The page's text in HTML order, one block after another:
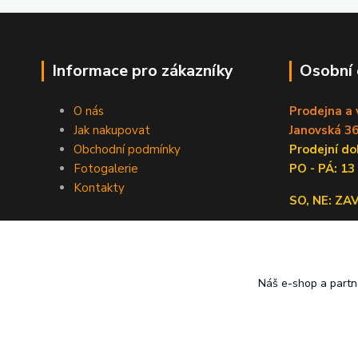
Informace pro zákazníky
O nás
Jak nakupovat
Obchodní podmínky
Fotogalerie
Kontakty
Prodejna a
Janovská
Prodejní
PO - PÁ:
SO, NE:
Náš e-shop a